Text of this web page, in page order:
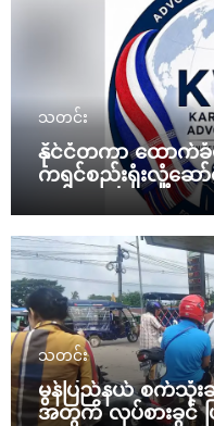
သတင်း
နိုင်ငံတကာ ထောက်ခံ
ကရင်စည်းရုံးလှုံ့ဆေ
သတင်း
မွန်ပြည်နယ် စက်သုံ
အတွက် လုပ်စားခွင် ဖ